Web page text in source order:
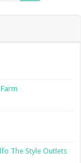
The Style Outlets